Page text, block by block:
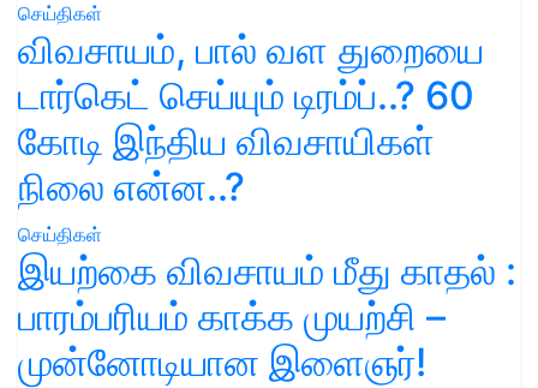
செய்திகள்
விவசாயம், பால் வள துறையை
டார்கெட் செய்யும் டிரம்ப்..? 60
கோடி இந்திய விவசாயிகள்
நிலை என்ன..?
செய்திகள்
இயற்கை விவசாயம் மீது காதல் :
பாரம்பரியம் காக்க முயற்சி –
முன்னோடியான இளைஞர்!